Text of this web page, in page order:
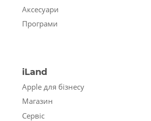
Аксесуари
Програми
iLand
Apple для бізнесу
Магазин
Сервіс